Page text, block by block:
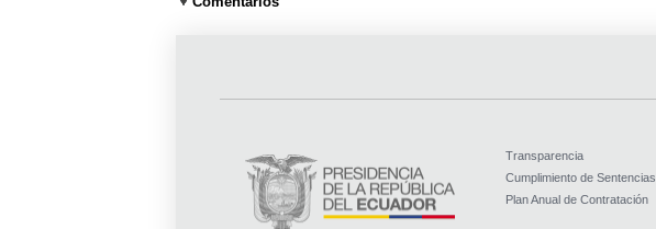
Transparencia
Cumplimiento de Sentencias
Plan Anual de Contratación